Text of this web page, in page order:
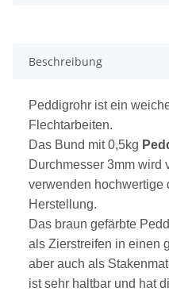
Beschreibung
Peddigrohr ist ein
Flechtarbeiten.
Das Bund mit 0,5kg
Durchmesser 3mm wird
verwenden hochwertige
Herstellung.
Das braun gefärbte
als Zierstreifen in einen
aber auch als
ist sehr haltbar und hat